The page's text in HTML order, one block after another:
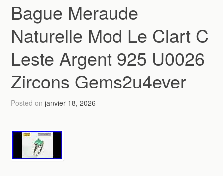
Bague Meraude
Naturelle Mod Le Clart C
Leste Argent 925 U0026
Zircons Gems2u4ever
Posted onjanvier 18, 2026